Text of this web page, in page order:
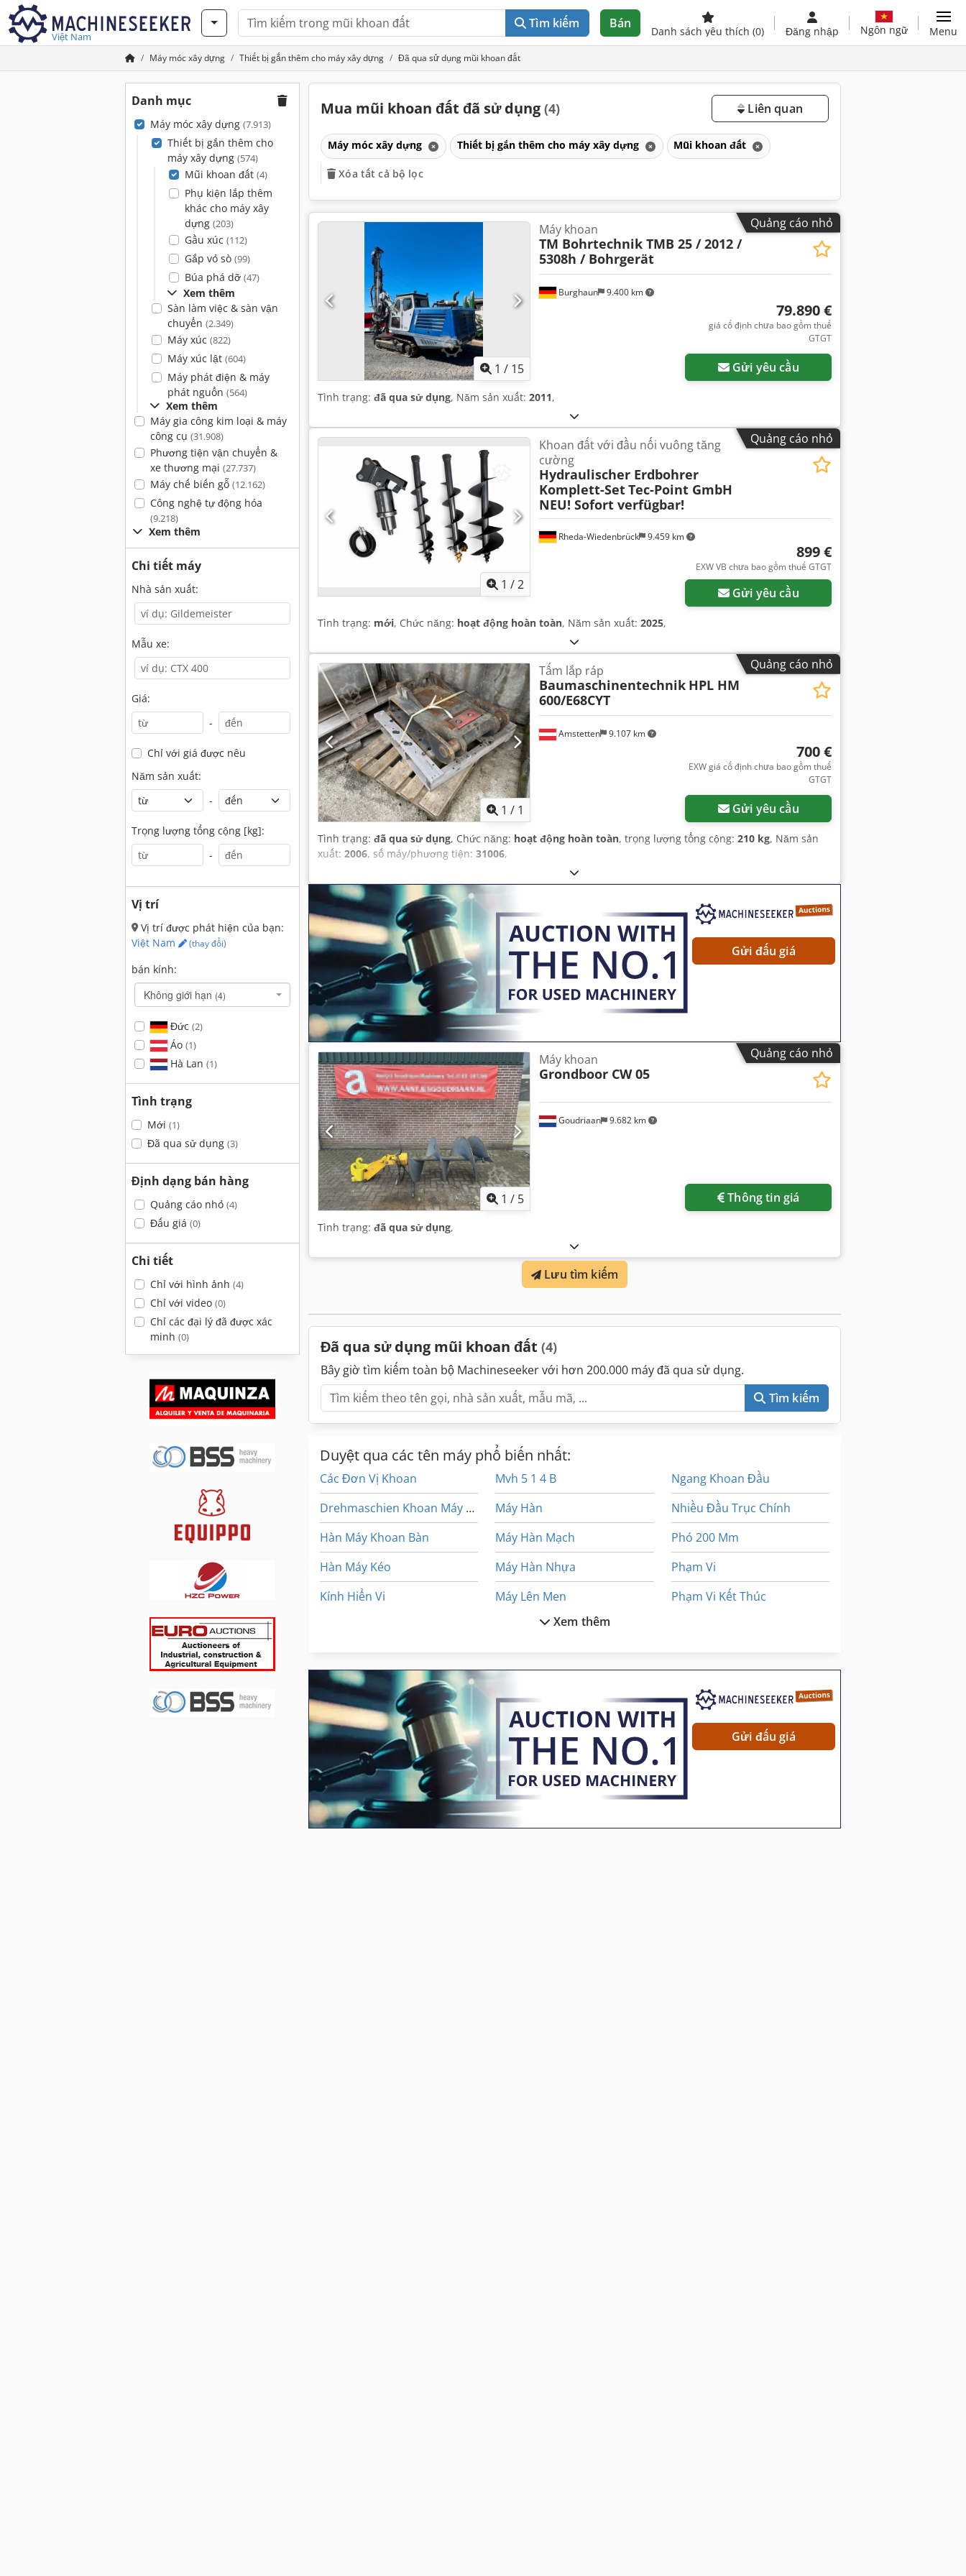
Việt Nam
Tìm kiếm Bán
Danh sách yêu thích (0) Đăng nhập Ngôn ngữ Menu
Máy móc xây dựng Thiết bị gắn thêm cho máy xây dựng Đã qua sử dụng mũi khoan đất
Danh mục
Máy móc xây dựng (7.913)
Thiết bị gắn thêm cho
máy xây dựng (574)
Mũi khoan đất (4)
Phụ kiện lắp thêm
khác cho máy xây
dựng (203)
Gầu xúc (112)
Gắp vỏ sò (99)
Búa phá dỡ (47)
Xem thêm
Sàn làm việc & sàn vận
chuyển (2.349)
Máy xúc (822)
Máy xúc lật (604)
Máy phát điện & máy
phát nguồn (564)
Xem thêm
Máy gia công kim loại & máy
công cụ (31.908)
Phương tiện vận chuyển &
xe thương mại (27.737)
Máy chế biến gỗ (12.162)
Công nghệ tự động hóa
(9.218)
Xem thêm
Chi tiết máy
Nhà sản xuất:
Mẫu xe:
Giá:
-
Chỉ với giá được nêu
Năm sản xuất:
-
Trọng lượng tổng cộng [kg]:
-
Vị trí
Vị trí được phát hiện của bạn:
Việt Nam
(thay đổi)
bán kính:
Không giới hạn (4)
Đức (2)
Áo (1)
Hà Lan (1)
Tình trạng
Mới (1)
Đã qua sử dụng (3)
Định dạng bán hàng
Quảng cáo nhỏ (4)
Đấu giá (0)
Chi tiết
Chỉ với hình ảnh (4)
Chỉ với video (0)
Chỉ các đại lý đã được xác
minh (0)
Mua mũi khoan đất đã sử dụng (4) Liên quan
Máy móc xây dựng Thiết bị gắn thêm cho máy xây dựng Mũi khoan đất
Xóa tất cả bộ lọc
Quảng cáo nhỏ
1 / 15
Burghaun 9.400 km
Máy khoan
TM Bohrtechnik TMB 25 / 2012 /
5308h / Bohrgerät
79.890 €
giá cố định chưa bao gồm thuế
GTGT
Gửi yêu cầu
Tình trạng: đã qua sử dụng, Năm sản xuất: 2011,
Quảng cáo nhỏ
Yêu cầu thêm hình ảnh
1 /2
Rheda-Wiedenbrück 9.459 km
Khoan đất với đầu nối vuông tăng
cường
Hydraulischer Erdbohrer
Komplett-SetTec-Point GmbH
NEU! Sofort verfügbar!
899 €
EXW VB chưa bao gồm thuế GTGT
Gửi yêu cầu
Tình trạng: mới, Chức năng: hoạt động hoàn toàn, Năm sản xuất: 2025,
Quảng cáo nhỏ
1 / 1
Amstetten 9.107 km
Tấm lắp ráp
Baumaschinentechnik HPL HM
600/E68CYT
700 €
EXW giá cố định chưa bao gồm thuế
GTGT
Gửi yêu cầu
Tình trạng: đã qua sử dụng, Chức năng: hoạt động hoàn toàn, trọng lượng tổng cộng: 210 kg, Năm sản
xuất: 2006, số máy/phương tiện: 31006,
Gửi đấu giá
Quảng cáo nhỏ
1 / 5
Goudriaan 9.682 km
Máy khoan
Grondboor CW 05
Thông tin giá
Tình trạng: đã qua sử dụng,
Lưu tìm kiếm
Đã qua sử dụng mũi khoan đất (4)
Bây giờ tìm kiếm toàn bộ Machineseeker với hơn 200.000 máy đã qua sử dụng.
Tìm kiếm
Duyệt qua các tên máy phổ biến nhất:
Các Đơn Vị Khoan
Drehmaschien Khoan Máy Tiện Phay Đa Chức Năng
Hàn Máy Khoan Bàn
Hàn Máy Kéo
Kính Hiển Vi
Ma Sát Hàn Máy
May Khoan
Mvh 5 1 4 B
Máy Hàn
Máy Hàn Mạch
Máy Hàn Nhựa
Máy Lên Men
Máy Tiện Chính Xác
Ng 200
Ngang Khoan Đầu
Nhiều Đầu Trục Chính
Phó 200 Mm
Phạm Vi
Phạm Vi Kết Thúc
Xem thêm
Gửi đấu giá